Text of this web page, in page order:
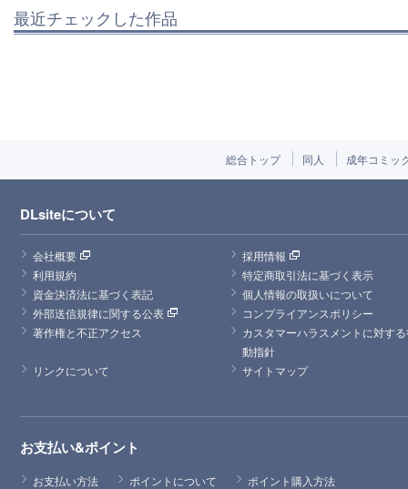
最近チェックした作品
総合トップ 同人 成年コミッ
DLsiteについて
会社概要
採用情報
利用規約
特定商取引法に基づく表示
資金決済法に基づく表記
個人情報の取扱いについて
外部送信規律に関する公表
コンプライアンスポリシー
著作権と不正アクセス
カスタマーハラスメントに対す
動指針
リンクについて
サイトマップ
お支払い&ポイント
お支払い方法 ポイントについて ポイント購入方法